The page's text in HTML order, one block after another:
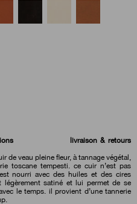
livraison & retours
de veau pleine fleur, à tannage végétal,
toscane tempesti. ce cuir n’est pas
nourri avec des huiles et des cires
satiné et lui permet de se
le temps. il provient d’une tannerie